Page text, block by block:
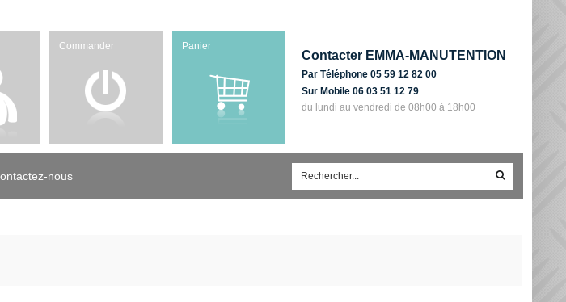
Commander
Contacter EMMA-MANUTENTION
Par Téléphone 05 59 12 82 00
Sur Mobile 06 03 51 12 79
du lundi au vendredi de 08h00 à 18h00
Panier
nous